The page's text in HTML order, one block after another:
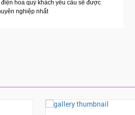
hoa quý khách yêu cầu sẽ được
nghiệp nhất